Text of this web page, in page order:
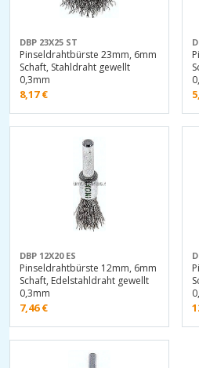
DBP 23X25 ST
Pinseldrahtbürste 23mm, 6mm
Schaft, Stahldraht gewellt
0,3mm
8,17€
DBP 12X20 ES
Pinseldrahtbürste 12mm, 6mm
Schaft, Edelstahldraht gewellt
0,3mm
7,46€